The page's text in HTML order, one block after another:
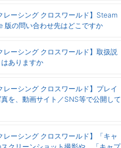
レーシング クロスワールド】Steam
版の問い合わせ先はどこですか
レーシング クロスワールド】取扱説
ありますか
レーシング クロスワールド】プレイ
を、動画サイト／SNS等で公開して
レーシング クロスワールド】「キャ